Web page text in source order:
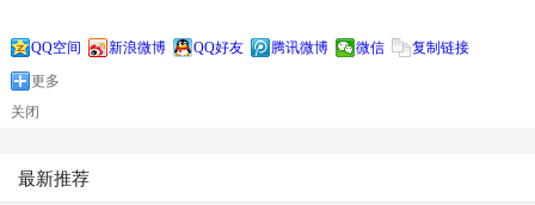
QQ空间 新浪微博 QQ好友 腾讯微博 微信
复制链接
更多
关闭
最新推荐